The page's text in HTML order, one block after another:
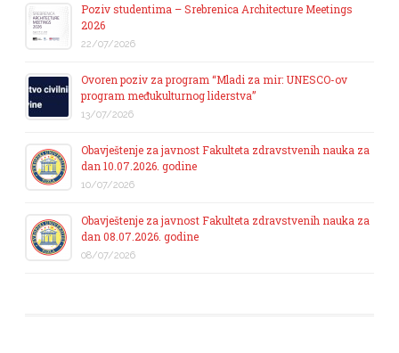
Poziv studentima – Srebrenica Architecture Meetings
2026
22/07/2026
Ovoren poziv za program “Mladi za mir: UNESCO-ov
program međukulturnog liderstva”
13/07/2026
Obavještenje za javnost Fakulteta zdravstvenih nauka za
dan 10.07.2026. godine
10/07/2026
Obavještenje za javnost Fakulteta zdravstvenih nauka za
dan 08.07.2026. godine
08/07/2026